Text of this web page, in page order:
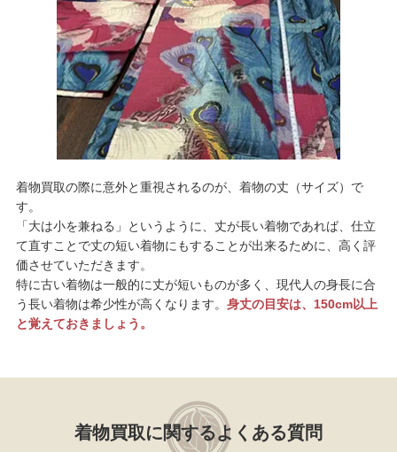
着物買取の際に意外と重視されるのが、着物の丈（サイズ）で
す。
「大は小を兼ねる」というように、丈が長い着物であれば、仕立
て直すことで丈の短い着物にもすることが出来るために、高く評
価させていただきます。
特に古い着物は一般的に丈が短いものが多く、現代人の身長に合
う長い着物は希少性が高くなります。 身丈の目安は、150cm以上
と覚えておきましょう。
着物買取に関するよくある質問